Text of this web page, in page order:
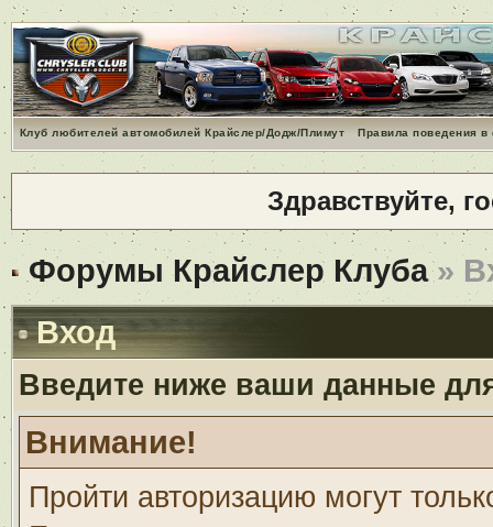
Клуб любителей автомобилей Крайслер/Додж/Плимут Правила поведения
Здравствуйте,
Форумы Крайслер Клуба»
Вход
Введите ниже ваши данные
Внимание!
Пройти авторизацию могут